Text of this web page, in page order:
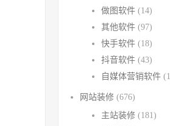
做图软件 (14)
其他软件 (97)
快手软件 (18)
抖音软件 (43)
自媒体营销软件
网站装修 (676)
主站装修 (181)